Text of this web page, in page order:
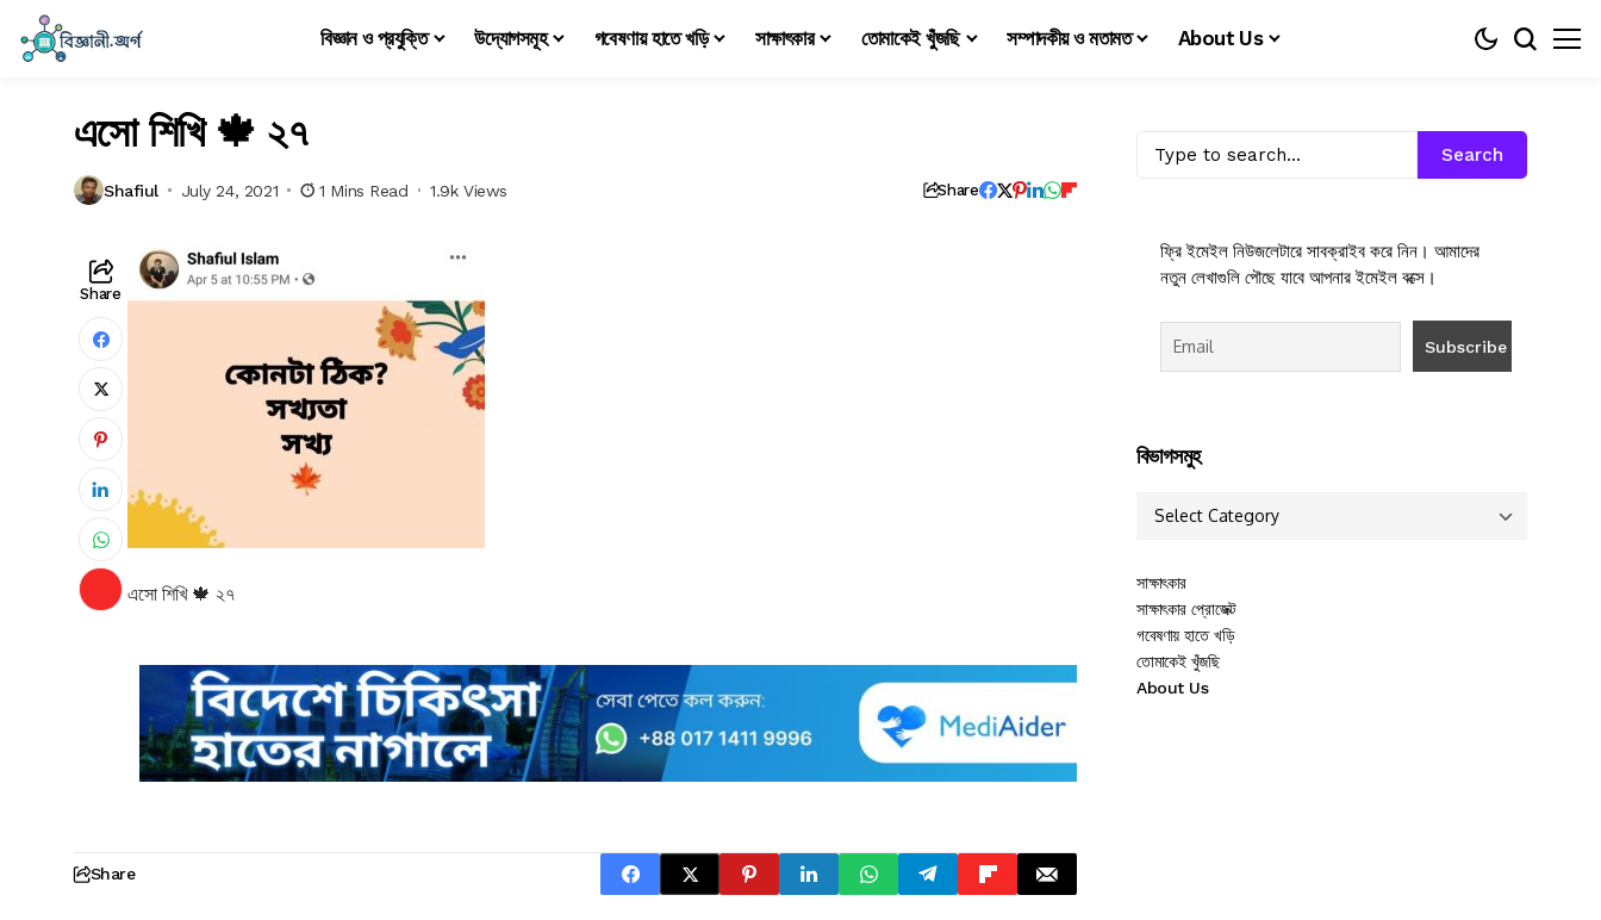
বিজ্ঞান ও প্রযুক্তি উদ্যোগসমূহ গবেষণায় হাতে খড়ি সাক্ষাৎকার তোমাকেই খুঁজছি সম্পাদকীয় ও মতামত About Us
এসো শিখি 🍁 ২৭
Shafiul July 24, 2021 1 Mins Read 1.9k Views Share
Share
এসো শিখি 🍁 ২৭
Share
Search
ফ্রি ইমেইল নিউজলেটারে সাবক্রাইব করে নিন। আমাদের
নতুন লেখাগুলি পৌছে যাবে আপনার ইমেইল বক্সে।
বিভাগসমুহ
সাক্ষাৎকার
সাক্ষাৎকার প্রোজেক্ট
গবেষণায় হাতে খড়ি
তোমাকেই খুঁজছি
About Us